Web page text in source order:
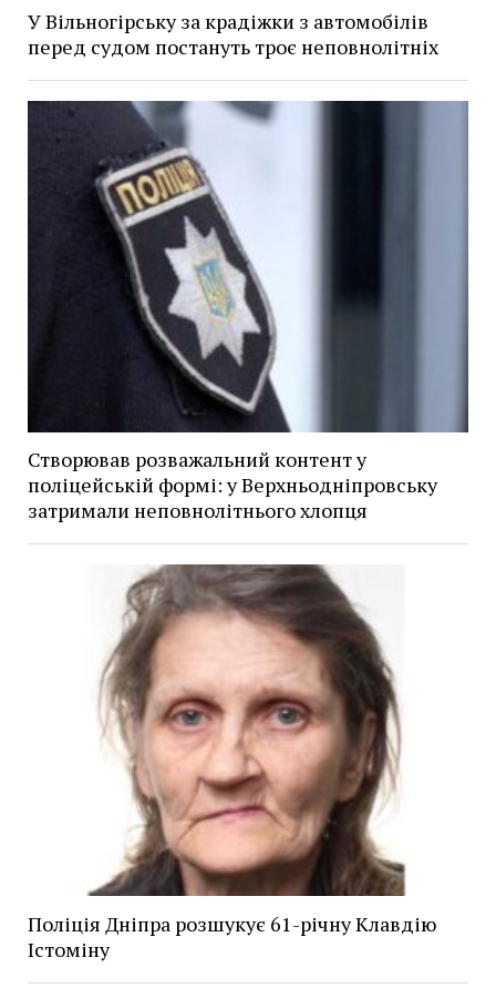
У Вільногірську за крадіжки з автомобілів
перед судом постануть троє неповнолітніх
Створював розважальний контент у
поліцейській формі: у Верхньодніпровську
затримали неповнолітнього хлопця
Поліція Дніпра розшукує 61-річну Клавдію
Істоміну